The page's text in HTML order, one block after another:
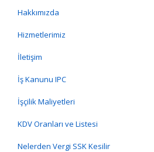
Hakkımızda
Hizmetlerimiz
İletişim
İş Kanunu IPC
İşçilik Maliyetleri
KDV Oranları ve Listesi
Nelerden Vergi SSK Kesilir